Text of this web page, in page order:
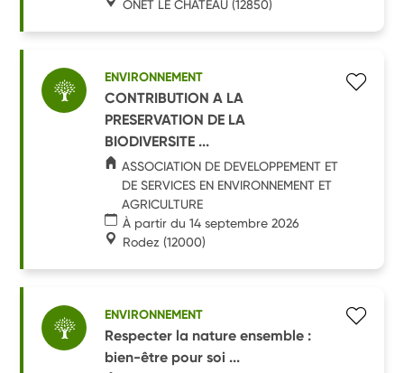
ONET LE CHATEAU (12850)
ENVIRONNEMENT
CONTRIBUTION A LA
PRESERVATION DE LA
BIODIVERSITE ...
ASSOCIATION DE DEVELOPPEMENT ET
DE SERVICES EN ENVIRONNEMENT ET
AGRICULTURE
À partir du 14 septembre 2026
Rodez (12000)
ENVIRONNEMENT
Respecter la nature ensemble :
bien-être pour soi ...